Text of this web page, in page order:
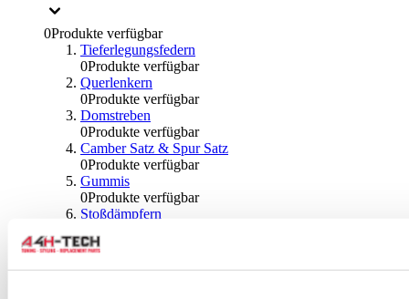
0Produkte verfügbar
Tieferlegungsfedern
0Produkte verfügbar
Querlenkern
0Produkte verfügbar
Domstreben
0Produkte verfügbar
Camber Satz & Spur Satz
0Produkte verfügbar
Gummis
0Produkte verfügbar
Stoßdämpfern
Gewindefahrwerk